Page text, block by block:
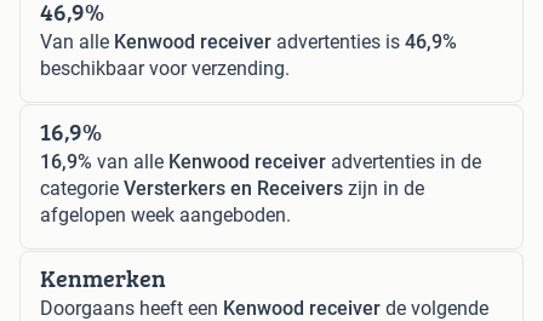
46,9%
Van alle Kenwood receiver advertenties is 46,9%
beschikbaar voor verzending.
16,9%
16,9% van alle Kenwood receiver advertenties in de
categorie Versterkers en Receivers zijn in de
afgelopen week aangeboden.
Kenmerken
Doorgaans heeft een Kenwood receiver de volgende